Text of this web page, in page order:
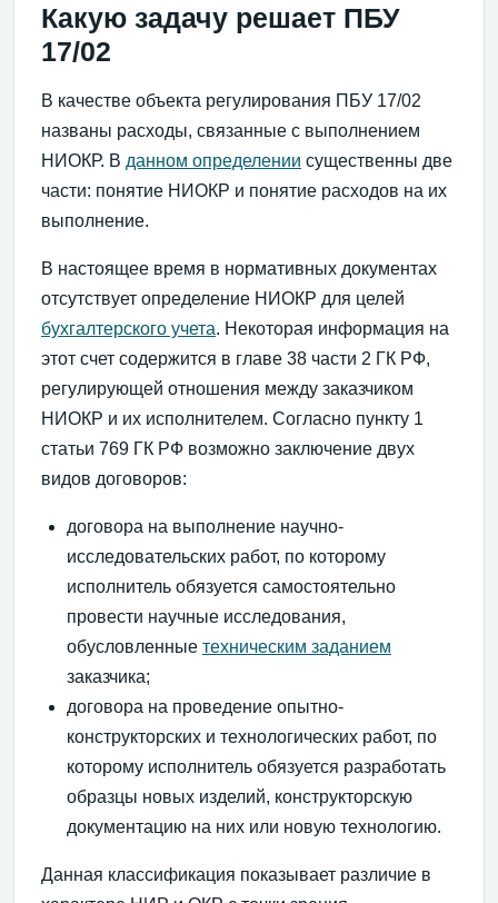
Какую задачу решает ПБУ
17/02
В качестве объекта регулирования ПБУ 17/02
названы расходы, связанные с выполнением
НИОКР. В данном определении существенны две
части: понятие НИОКР и понятие расходов на их
выполнение.
В настоящее время в нормативных документах
отсутствует определение НИОКР для целей
бухгалтерского учета. Некоторая информация на
этот счет содержится в главе 38 части 2 ГК РФ,
регулирующей отношения между заказчиком
НИОКР и их исполнителем. Согласно пункту 1
статьи 769 ГК РФ возможно заключение двух
видов договоров:
договора на выполнение научно-
исследовательских работ, по которому
исполнитель обязуется самостоятельно
провести научные исследования,
обусловленные техническим заданием
заказчика;
договора на проведение опытно-
конструкторских и технологических работ, по
которому исполнитель обязуется разработать
образцы новых изделий, конструкторскую
документацию на них или новую технологию.
Данная классификация показывает различие в